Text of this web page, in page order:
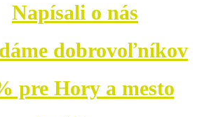
Napísali o nás
dobrovoľníkov
pre Hory a mesto